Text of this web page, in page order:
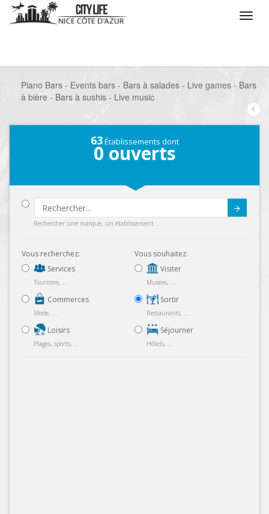
Piano Bars - Events bars - Bars à salades - Live games - Bars
à bière - Bars à sushis - Live music
63Établissements dont
0 ouverts
Rechercher une marque, un établissement...
Vous recherchez:
Services
Tourisme, ...
Commerces
Mode, ...
Loisirs
Plages, sports, ...
Vous souhaitez:
Visiter
Musées, ...
Sortir
Restaurants, ...
Séjourner
Hôtels, ...